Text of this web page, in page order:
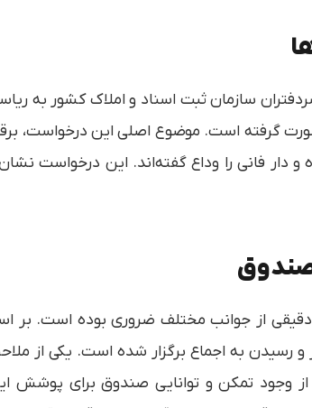
سازمان ثبت اسناد و املاک کشور به
۸۶۱ مورخ ۱۴۰۳/۰۲/۲۴ کانون صورت گرفته است. موضوع اصلی
دار فانی را وداع گفته‌اند. این درخواست
صندوق
از جوانب مختلف ضروری بوده است. بر
به اجماع برگزار شده است. یکی از
از وجود تمکن و توانایی صندوق برای پوشش